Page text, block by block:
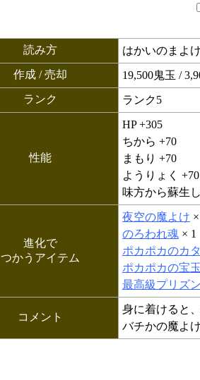
読み方
はかいのまよけ
作成 / 売却
19,500鬼玉 /
ランク
ランク5
性能
HP +305
ちから +70
まもり +70
ようりょく +70
味方から蘇生
進化で
つかうアイテム
夜空の魔よけ
のろわれ魂 × 1
ポカポカのカ
ポカポカの宝玉
最高級プリズ
コメント
身に着けると
バチかの魔よけ